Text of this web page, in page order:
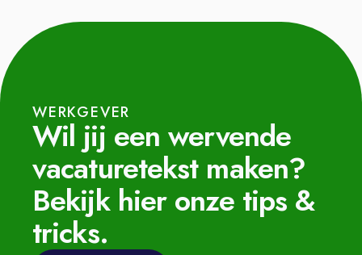
WERKGEVER
Wil jij een wervende
vacaturetekst maken?
Bekijk hier onze tips &
tricks.